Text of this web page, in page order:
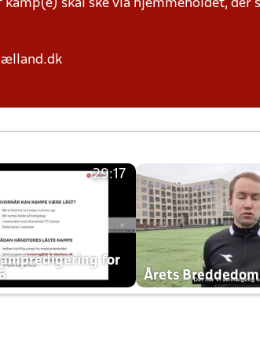
skal ske via hjemmeholdet, der
29:17
for
Årets